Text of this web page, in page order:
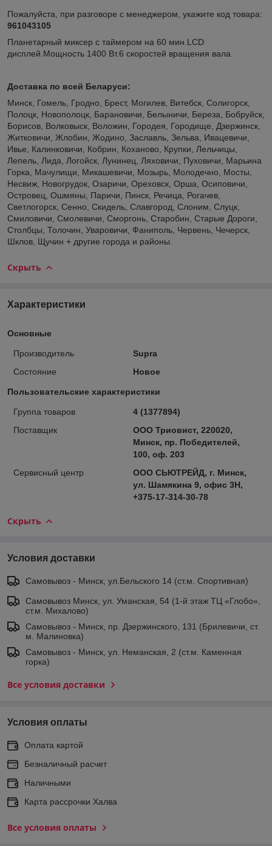
Пожалуйста, при разговоре с менеджером, укажите код товара:
961043105
Планетарный миксер с таймером на 60 мин.LCD
дисплей.Мощность 1400 Вт.6 скоростей вращения вала.
Доставка по всей Беларуси:
Минск, Гомель, Гродно, Брест, Могилев, Витебск, Солигорск,
Полоцк, Новополоцк, Барановичи, Белыничи, Береза, Бобруйск,
Борисов, Волковыск, Воложин, Городея, Городище, Дзержинск,
Житковичи, Жлобин, Жодино, Заславль, Зельва, Ивацевичи,
Ивье, Калинковичи, Кобрин, Коханово, Крупки, Лельчицы,
Лепель, Лида, Логойск, Лунинец, Ляховичи, Пуховичи, Марьина
Горка, Мачулищи, Микашевичи, Мозырь, Молодечно, Мосты,
Несвиж, Новогрудок, Озаричи, Ореховск, Орша, Осиповичи,
Островец, Ошмяны, Паричи, Пинск, Речица, Рогачев,
Светлогорск, Сенно, Скидель, Славгород, Слоним, Слуцк,
Смиловичи, Смолевичи, Сморгонь, Старобин, Старые Дороги,
Столбцы, Толочин, Уваровичи, Фаниполь, Червень, Чечерск,
Шклов, Щучин + другие города и районы.
Скрыть
Характеристики
Основные
Производитель
Supra
Состояние
Новое
Пользовательские характеристики
Группа товаров
4 (1377894)
Поставщик
ООО Триовист, 220020,
Минск, пр. Победителей,
100, оф. 203
Сервисный центр
ООО СЬЮТРЕЙД, г. Минск,
ул. Шамякина 9, офис 3Н,
+375-17-314-30-78
Скрыть
Условия доставки
Самовывоз - Минск, ул.Бельского 14 (ст.м. Спортивная)
Самовывоз Минск, ул. Уманская, 54 (1-й этаж ТЦ «Глобо»,
ст.м. Михалово)
Самовывоз - Минск, пр. Дзержинского, 131 (Брилевичи, ст.
м. Малиновка)
Самовывоз - Минск, ул. Неманская, 2 (ст.м. Каменная
горка)
Все условия доставки
Условия оплаты
Оплата картой
Безналичный расчет
Наличными
Карта рассрочки Халва
Все условия оплаты